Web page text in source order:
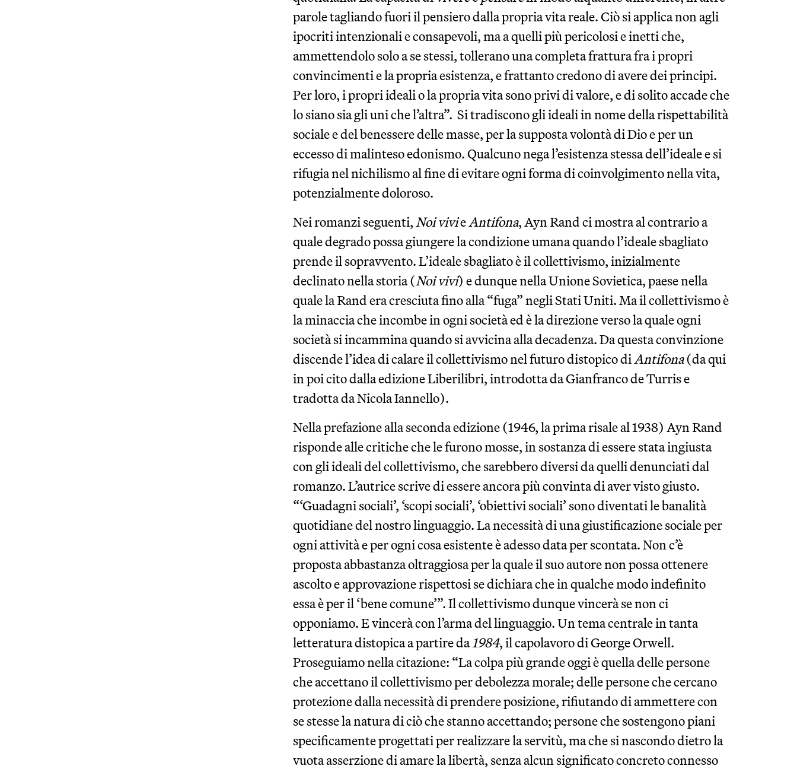
parole tagliando fuori il pensiero dalla propria vita reale. Ciò si applica non agli
ipocriti intenzionali e consapevoli, ma a quelli più pericolosi e inetti che,
ammettendolo solo a se stessi, tollerano una completa frattura fra i propri
convincimenti e la propria esistenza, e frattanto credono di avere dei principi.
Per loro, i propri ideali o la propria vita sono privi di valore, e di solito accade che
lo siano sia gli uni che l’altra”. Si tradiscono gli ideali in nome della rispettabilità
sociale e del benessere delle masse, per la supposta volontà di Dio e per un
eccesso di malinteso edonismo. Qualcuno nega l’esistenza stessa dell’ideale e si
rifugia nel nichilismo al fine di evitare ogni forma di coinvolgimento nella vita,
potenzialmente doloroso.
Nei romanzi seguenti,Noi vivieAntifona, Ayn Rand ci mostra al contrario a
quale degrado possa giungere la condizione umana quando l’ideale sbagliato
prende il sopravvento. L’ideale sbagliato è il collettivismo, inizialmente
declinato nella storia (Noi vivi) e dunque nella Unione Sovietica, paese nella
quale la Rand era cresciuta fino alla “fuga” negli Stati Uniti. Ma il collettivismo è
la minaccia che incombe in ogni società ed è la direzione verso la quale ogni
società si incammina quando si avvicina alla decadenza. Da questa convinzione
discende l’idea di calare il collettivismo nel futuro distopico diAntifona(da qui
in poi cito dalla edizione Liberilibri, introdotta da Gianfranco de Turris e
tradotta da Nicola Iannello).
Nella prefazione alla seconda edizione (1946, la prima risale al 1938) Ayn Rand
risponde alle critiche che le furono mosse, in sostanza di essere stata ingiusta
con gli ideali del collettivismo, che sarebbero diversi da quelli denunciati dal
romanzo. L’autrice scrive di essere ancora più convinta di aver visto giusto.
“‘Guadagni sociali’, ‘scopi sociali’, ‘obiettivi sociali’ sono diventati le banalità
quotidiane del nostro linguaggio. La necessità di una giustificazione sociale per
ogni attività e per ogni cosa esistente è adesso data per scontata. Non c’è
proposta abbastanza oltraggiosa per la quale il suo autore non possa ottenere
ascolto e approvazione rispettosi se dichiara che in qualche modo indefinito
essa è per il ‘bene comune’”. Il collettivismo dunque vincerà se non ci
opponiamo. E vincerà con l’arma del linguaggio. Un tema centrale in tanta
letteratura distopica a partire da1984, il capolavoro di George Orwell.
Proseguiamo nella citazione: “La colpa più grande oggi è quella delle persone
che accettano il collettivismo per debolezza morale; delle persone che cercano
protezione dalla necessità di prendere posizione, rifiutando di ammettere con
se stesse la natura di ciò che stanno accettando; persone che sostengono piani
specificamente progettati per realizzare la servitù, ma che si nascondo dietro la
vuota asserzione di amare la libertà, senza alcun significato concreto connesso